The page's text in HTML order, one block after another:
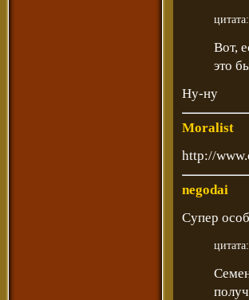
цитата:
Вот,
это
Ну-ну
Moralist
http://
negodai
Супер
цитата: